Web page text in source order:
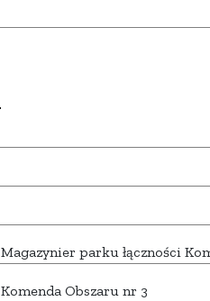
Magazynier parku łączności
Komenda Obszaru nr 3